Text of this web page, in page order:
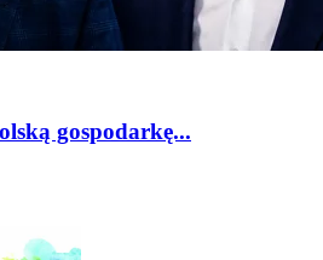
gospodarkę...